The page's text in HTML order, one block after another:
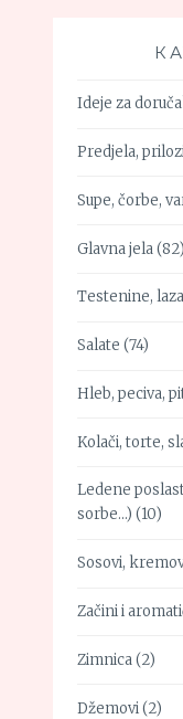
Ideje za
Predjela,
Supe, čorbe,
Glavna jela(82)
Testenine,
Salate (74)
Hleb, peciva,
Kolači, torte,
Ledene
sorbe…) (10)
Sosovi,
Začini i
Zimnica(2)
Džemovi(2)